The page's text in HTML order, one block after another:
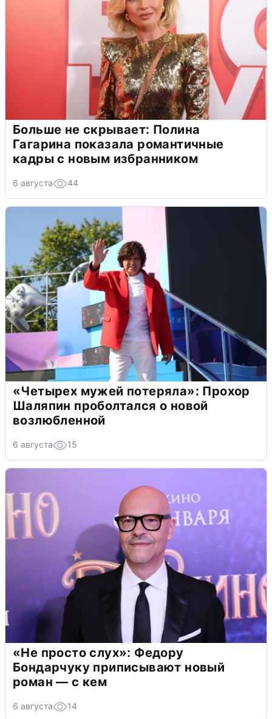
Больше не скрывает: Полина
Гагарина показала романтичные
кадры с новым избранником
6 августа 44
«Четырех мужей потеряла»: Прохор
Шаляпин проболтался о новой
возлюбленной
6 августа 15
«Не просто слух»: Федору
Бондарчуку приписывают новый
роман — с кем
6 августа 14